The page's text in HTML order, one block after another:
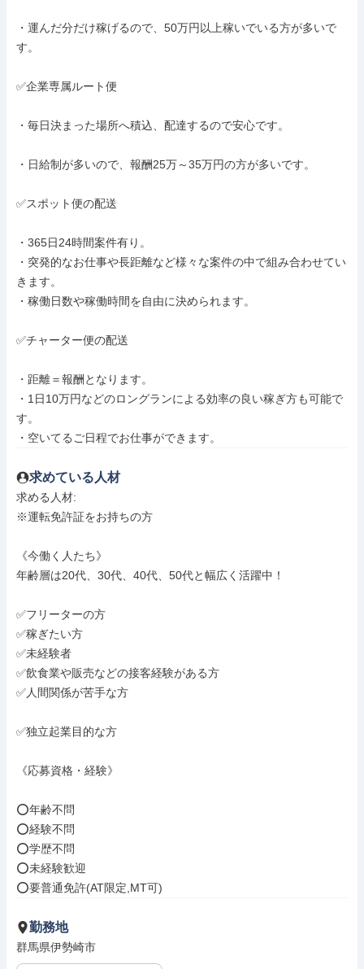
・運んだ分だけ稼げるので、50万円以上稼いでいる方が多いで
す。
✅企業専属ルート便
・毎日決まった場所へ積込、配達するので安心です。
・日給制が多いので、報酬25万～35万円の方が多いです。
✅スポット便の配送
・365日24時間案件有り。
・突発的なお仕事や長距離など様々な案件の中で組み合わせてい
きます。
・稼働日数や稼働時間を自由に決められます。
✅チャーター便の配送
・距離＝報酬となります。
・1日10万円などのロングランによる効率の良い稼ぎ方も可能で
す。
・空いてるご日程でお仕事ができます。
求めている人材
求める人材:
※運転免許証をお持ちの方
《今働く人たち》
年齢層は20代、30代、40代、50代と幅広く活躍中！
✅フリーターの方
✅稼ぎたい方
✅未経験者
✅飲食業や販売などの接客経験がある方
✅人間関係が苦手な方
✅独立起業目的な方
《応募資格・経験》
⭕年齢不問
⭕経験不問
⭕学歴不問
⭕未経験歓迎
⭕要普通免許(AT限定,MT可)
勤務地
群馬県伊勢崎市